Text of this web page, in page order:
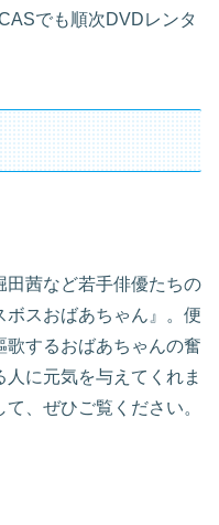
でも順次DVDレンタ
田茜など若手俳優たちの
スおばあちゃん』。便
するおばあちゃんの奮
に元気を与えてくれま
、ぜひご覧ください。